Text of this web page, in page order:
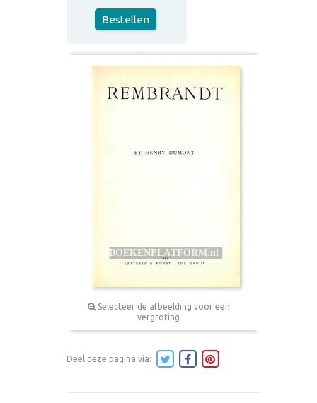
Bestellen
Selecteer de afbeelding voor een
vergroting
Deel deze pagina via: